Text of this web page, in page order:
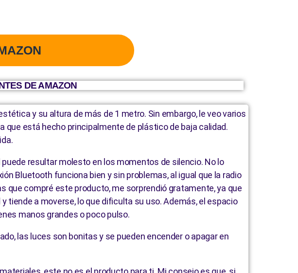
DE AMAZON
y su altura de más de 1 metro. Sin embargo, le veo varios
que está hecho principalmente de plástico de baja calidad.
resultar molesto en los momentos de silencio. No lo
Bluetooth funciona bien y sin problemas, al igual que la radio
que compré este producto, me sorprendió gratamente, ya que
tiende a moverse, lo que dificulta su uso. Además, el espacio
manos grandes o poco pulso.
las luces son bonitas y se pueden encender o apagar en